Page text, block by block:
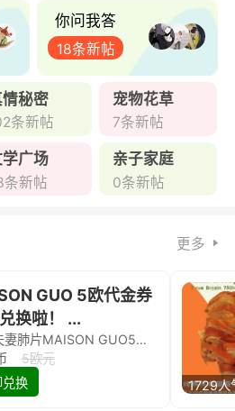
你问我答
18条新帖
情秘密
条新帖
宠物花草
7条新帖
广场
条新帖
亲子家庭
0条新帖
更多
GUO 5欧代金券
换啦！ ...
郭氏夫妻肺片MAISON GUO5欧代金券限量兑换啦！
5欧元
兑换
1729人